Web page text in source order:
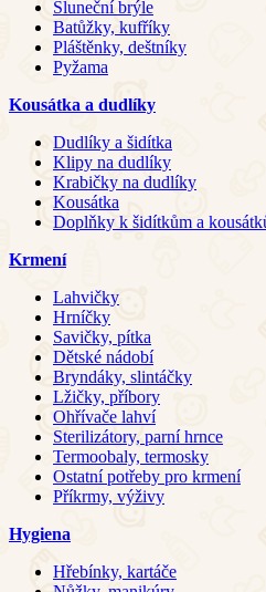
Sluneční brýle
Batůžky, kufříky
Pláštěnky, deštníky
Pyžama
Kousátka a dudlíky
Dudlíky a šidítka
Klipy na dudlíky
Krabičky na dudlíky
Kousátka
Doplňky k šidítkům a
Krmení
Lahvičky
Hrníčky
Savičky, pítka
Dětské nádobí
Bryndáky, slintáčky
Lžičky, příbory
Ohřívače lahví
Sterilizátory, parní hrnce
Termoobaly, termosky
Ostatní potřeby pro krmení
Příkrmy, výživy
Hygiena
Hřebínky, kartáče